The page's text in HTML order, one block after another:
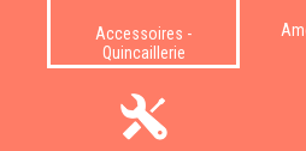
Accessoires -
Quincaillerie